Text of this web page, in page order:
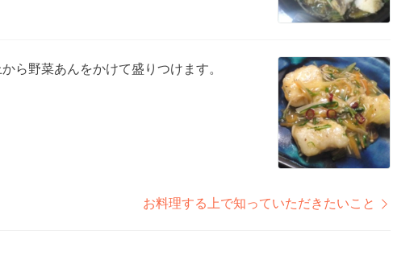
ら野菜あんをかけて盛りつけます。
お料理する上で知っていただきたいこと